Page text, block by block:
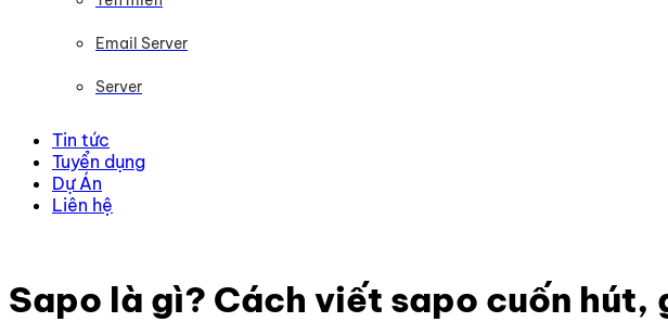
Email Server
Server
Tin tức
Tuyển dụng
Dự Án
Liên hệ
Sapo là gì? Cách viết sapo cuốn